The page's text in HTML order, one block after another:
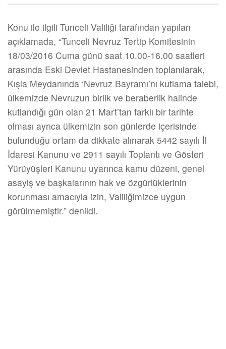
Konu ile ilgili Tunceli Valiliği tarafından yapılan
açıklamada, “Tunceli Nevruz Tertip Komitesinin
18/03/2016 Cuma günü saat 10.00-16.00 saatleri
arasında Eski Devlet Hastanesinden toplanılarak,
Kışla Meydanında ‘Nevruz Bayramı’nı kutlama talebi,
ülkemizde Nevruzun birlik ve beraberlik halinde
kutlandığı gün olan 21 Mart’tan farklı bir tarihte
olması ayrıca ülkemizin son günlerde içerisinde
bulunduğu ortam da dikkate alınarak 5442 sayılı İl
İdaresi Kanunu ve 2911 sayılı Toplantı ve Gösteri
Yürüyüşleri Kanunu uyarınca kamu düzeni, genel
asayiş ve başkalarının hak ve özgürlüklerinin
korunması amacıyla izin, Valiliğimizce uygun
görülmemiştir.” denildi.